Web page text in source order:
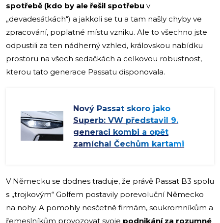
spotřebě (kdo by ale řešil spotřebu v
„devadesátkách“) a jakkoli se tu a tam našly chyby ve
zpracování, poplatné místu vzniku. Ale to všechno jste
odpustili za ten nádherný vzhled, královskou nabídku
prostoru na všech sedačkách a celkovou robustnost,
kterou tato generace Passatu disponovala.
Nový Passat skoro jako
Superb: VW představil 9.
generaci kombi a opět
zamíchal Čechům kartami
V Německu se dodnes traduje, že právě Passat B3 spolu
s „trojkovým“ Golfem postavily porevoluční Německo
na nohy. A pomohly nesčetně firmám, soukromníkům a
řemeslníkům provozovat svoje podnikání za rozumné